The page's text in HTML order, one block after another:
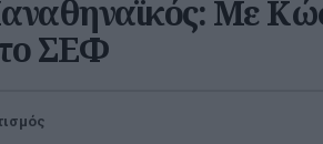
Με
ΣΕΦ